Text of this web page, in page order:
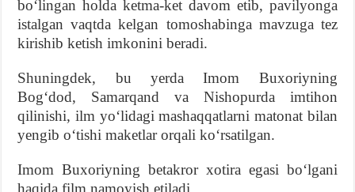
boʻlingan holda ketma-ket davom etib, pavilyonga
istalgan vaqtda kelgan tomoshabinga mavzuga tez
kirishib ketish imkonini beradi.
Shuningdek, bu yerda Imom Buxoriyning
Bogʻdod, Samarqand va Nishopurda imtihon
qilinishi, ilm yoʻlidagi mashaqqatlarni matonat bilan
yengib oʻtishi maketlar orqali koʻrsatilgan.
Imom Buxoriyning betakror xotira egasi boʻlgani
haqida film namoyish etiladi.